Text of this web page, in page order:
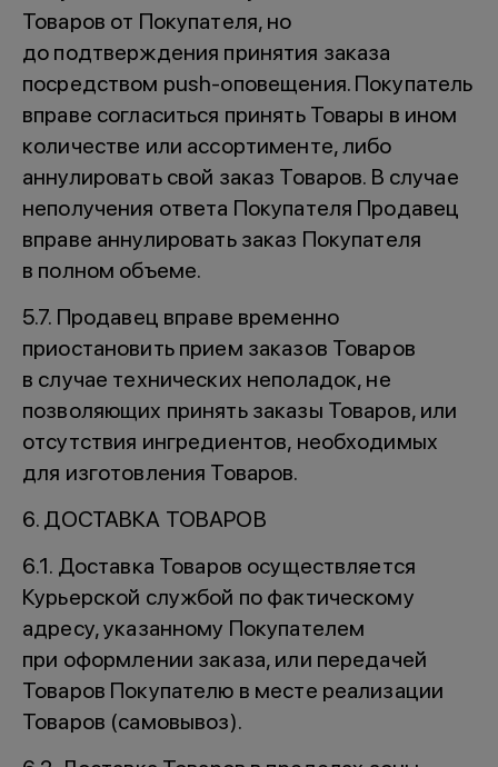
Товаров от Покупателя, но
до подтверждения принятия заказа
посредством push-оповещения. Покупатель
вправе согласиться принять Товары в ином
количестве или ассортименте, либо
аннулировать свой заказ Товаров. В случае
неполучения ответа Покупателя Продавец
вправе аннулировать заказ Покупателя
в полном объеме.
5.7. Продавец вправе временно
приостановить прием заказов Товаров
в случае технических неполадок, не
позволяющих принять заказы Товаров, или
отсутствия ингредиентов, необходимых
для изготовления Товаров.
6. ДОСТАВКА ТОВАРОВ
6.1. Доставка Товаров осуществляется
Курьерской службой по фактическому
адресу, указанному Покупателем
при оформлении заказа, или передачей
Товаров Покупателю в месте реализации
Товаров (самовывоз).